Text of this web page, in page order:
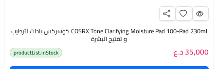
COSRX Tone Clarifying Moisture Pad 100-Pad 230ml كوسركس بادات لترطيب
و تفتيح البشرة
35,000 د.ع productList.inStock